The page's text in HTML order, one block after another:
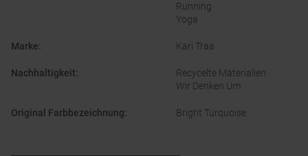
Running
Yoga
Marke: Kari Traa
Nachhaltigkeit:
Recycelte Materialien
Wir Denken Um
Original Farbbezeichnung: Bright Turquoise